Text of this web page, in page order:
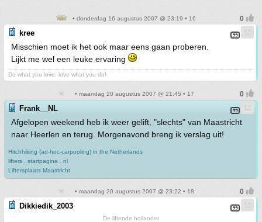
• donderdag 16 augustus 2007 @ 23:19 • 16
kree
Misschien moet ik het ook maar eens gaan proberen.
Lijkt me wel een leuke ervaring
Do what you love, love what you do!
• maandag 20 augustus 2007 @ 21:45 • 17
Frank__NL
Afgelopen weekend heb ik weer gelift, "slechts" van Maastricht
naar Heerlen en terug. Morgenavond breng ik verslag uit!
Hitchhiking (ad-hoc-carpooling) in the Netherlands
lifters . startpagina . nl
Liftersplaats Maastricht
• maandag 20 augustus 2007 @ 23:22 • 18
Dikkiedik_2003
De liftende hollander